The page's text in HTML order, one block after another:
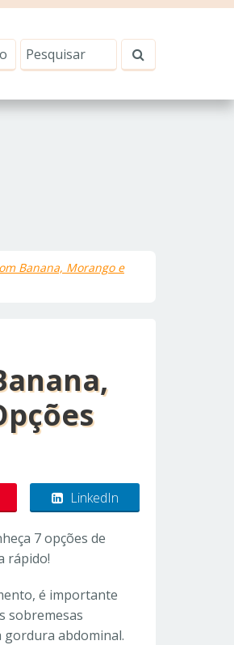
Banana, Morango e
LinkedIn
7 opções de
rápido!
é importante
sobremesas
gordura abdominal.